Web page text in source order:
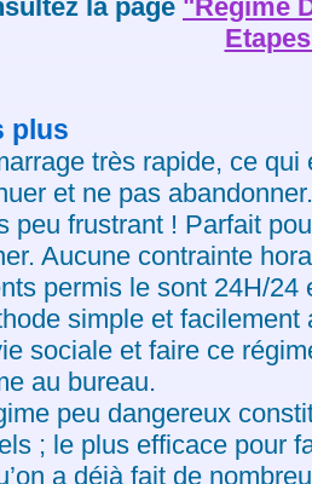
la page "Régime
plus
très rapide, ce
et ne pas abandonner.
peu frustrant ! Parfait
Aucune contrainte
permis le sont 24H/24
simple et
sociale et faire ce
au bureau.
peu dangereux
; le plus efficace pour
a déjà fait de